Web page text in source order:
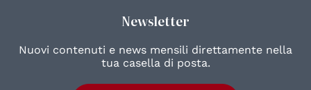
Newsletter
Nuovi contenuti e news mensili direttamente nella
tua casella di posta.